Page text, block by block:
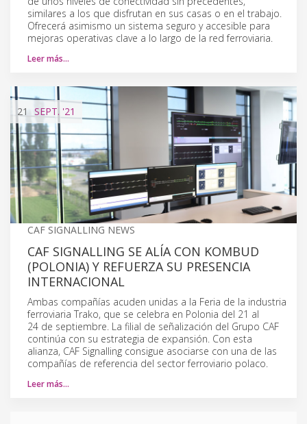
similares a los que disfrutan en sus casas o en el trabajo.
Ofrecerá asimismo un sistema seguro y accesible para
mejoras operativas clave a lo largo de la red ferroviaria.
Leer más…
21 SEPT. '21
CAF SIGNALLING NEWS
CAF SIGNALLING SE ALÍA CON KOMBUD
(POLONIA) Y REFUERZA SU PRESENCIA
INTERNACIONAL
Ambas compañías acuden unidas a la Feria de la industria
ferroviaria Trako, que se celebra en Polonia del 21 al
24 de septiembre. La filial de señalización del Grupo CAF
continúa con su estrategia de expansión. Con esta
alianza, CAF Signalling consigue asociarse con una de las
compañías de referencia del sector ferroviario polaco.
Leer más…